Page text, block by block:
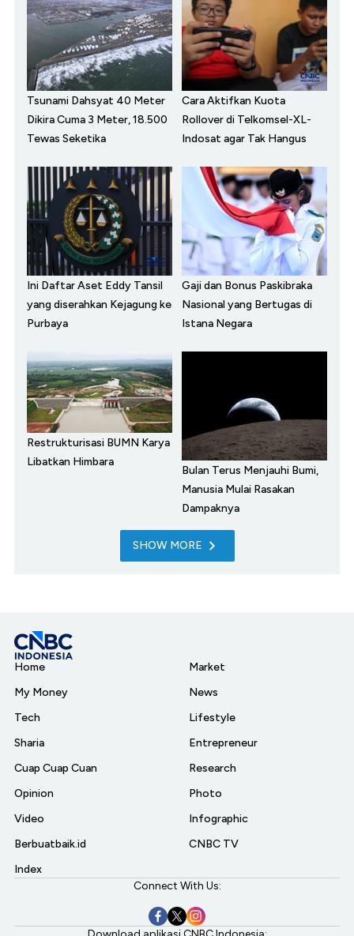
Tsunami Dahsyat 40 Meter
Dikira Cuma 3 Meter, 18.500
Tewas Seketika
Cara Aktifkan Kuota
Rollover di Telkomsel-XL-
Indosat agar Tak Hangus
Ini Daftar Aset Eddy Tansil
yang diserahkan Kejagung ke
Purbaya
Gaji dan Bonus Paskibraka
Nasional yang Bertugas di
Istana Negara
Restrukturisasi BUMN Karya
Libatkan Himbara
Bulan Terus Menjauhi Bumi,
Manusia Mulai Rasakan
Dampaknya
SHOW MORE
Home
My Money
Tech
Sharia
Cuap Cuap Cuan
Opinion
Video
Berbuatbaik.id
Index
Market
News
Lifestyle
Entrepreneur
Research
Photo
Infographic
CNBC TV
Connect With Us: